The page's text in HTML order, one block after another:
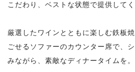
こだわり、ベストな状態で提供してく
厳選したワインとともに楽しむ鉄板
ごせるソファーのカウンター席で、
みながら、素敵なディナータイムを。